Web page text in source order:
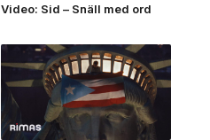
Video: Sid – Snäll med ord